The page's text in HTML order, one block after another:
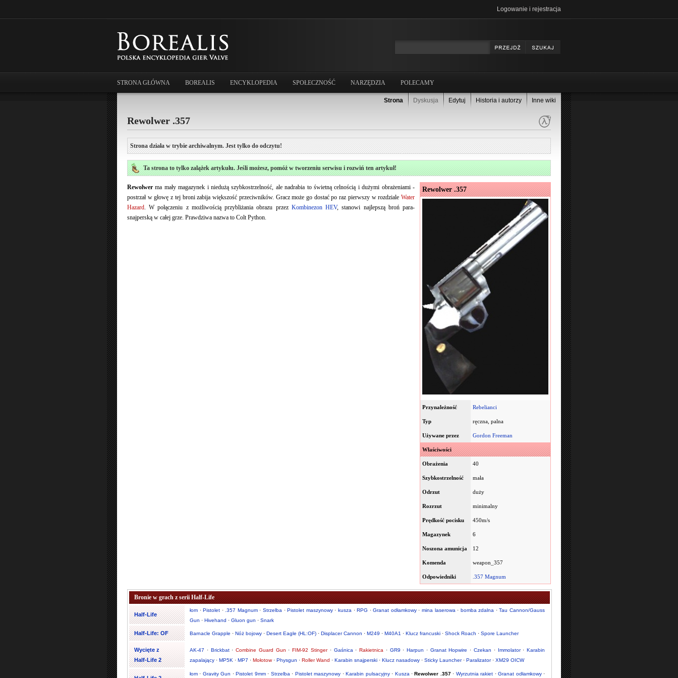
Logowanie i rejestracja
STRONA GŁÓWNA BOREALIS ENCYKLOPEDIA SPOŁECZNOŚĆ NARZĘDZIA POLECAMY
Strona Dyskusja Edytuj Historia i autorzy Inne wiki
Rewolwer .357
Strona działa w trybie archiwalnym. Jest tylko do odczytu!
Ta strona to tylko zalążek artykułu. Jeśli możesz, pomóż w tworzeniu serwisu i rozwiń ten artykuł!
Rewolwer .357
Przynależność Rebelianci
Typ ręczna, palna
Używane przez Gordon Freeman
Właściwości
Obrażenia 40
Szybkostrzelność mała
Odrzut duży
Rozrzut minimalny
Prędkość pocisku 450m/s
Magazynek 6
Noszona amunicja 12
Komenda weapon_357
Odpowiedniki .357 Magnum
Rewolwer ma mały magazynek i niedużą szybkostrzelność, ale nadrabia to świetną celnością i dużymi obrażeniami -
postrzał w głowę z tej broni zabija większość przeciwników. Gracz może go dostać po raz pierwszy w rozdziale Water
Hazard. W połączeniu z możliwością przybliżania obrazu przez Kombinezon HEV, stanowi najlepszą broń para-
snajperską w całej grze. Prawdziwa nazwa to Colt Python.
Bronie w grach z serii Half-Life
Half-Life
łom ·Pistolet · .357 Magnum·Strzelba ·Pistolet maszynowy· kusza ·RPG ·Granat odłamkowy· mina laserowa · bomba zdalna ·Tau Cannon/Gauss
Gun · Hivehand · Gluon gun · Snark
Half-Life: OF Barnacle Grapple · Nóż bojowy · Desert Eagle (HL:OF) · Displacer Cannon · M249 · M40A1 · Klucz francuski · Shock Roach · Spore Launcher
Wycięte z
Half-Life 2
AK-47 · Brickbat·Combine Guard Gun ·FIM-92 Stinger· Gaśnica ·Rakietnica · GR9 ·Harpun · Granat Hopwire ·Czekan · Immolator·Karabin
zapalający · MP5K · MP7 · Mołotow· Physgun · Roller Wand · Karabin snajperski · Klucz nasadowy · Sticky Launcher· Paralizator· XM29 OICW
łom · Gravity Gun ·Pistolet 9mm· Strzelba · Pistolet maszynowy ·Karabin pulsacyjny· Kusza ·Rewolwer .357· Wyrzutnia rakiet ·Granat odłamkowy·